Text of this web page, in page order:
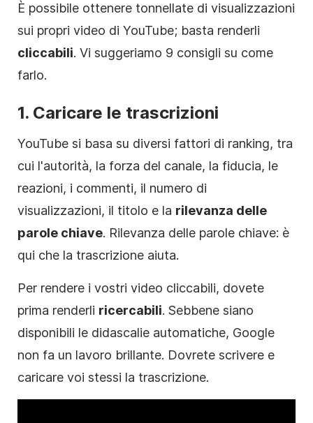
È possibile ottenere tonnellate di visualizzazioni
sui propri video di YouTube; basta renderli
cliccabili. Vi suggeriamo 9 consigli su come
farlo.
1. Caricare le trascrizioni
YouTube si basa su diversi fattori di ranking, tra
cui l'autorità, la forza del canale, la fiducia, le
reazioni, i commenti, il numero di
visualizzazioni, il titolo e la rilevanza delle
parole chiave. Rilevanza delle parole chiave: è
qui che la trascrizione aiuta.
Per rendere i vostri video cliccabili, dovete
prima renderli ricercabili. Sebbene siano
disponibili le didascalie automatiche, Google
non fa un lavoro brillante. Dovrete scrivere e
caricare voi stessi la trascrizione.